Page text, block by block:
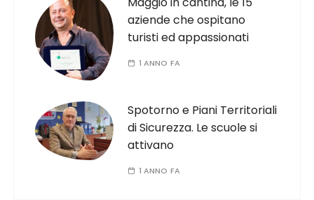
aziende che ospitano
turisti ed appassionati
1 ANNO FA
Spotorno e Piani Territoriali
di Sicurezza. Le scuole si
attivano
1 ANNO FA